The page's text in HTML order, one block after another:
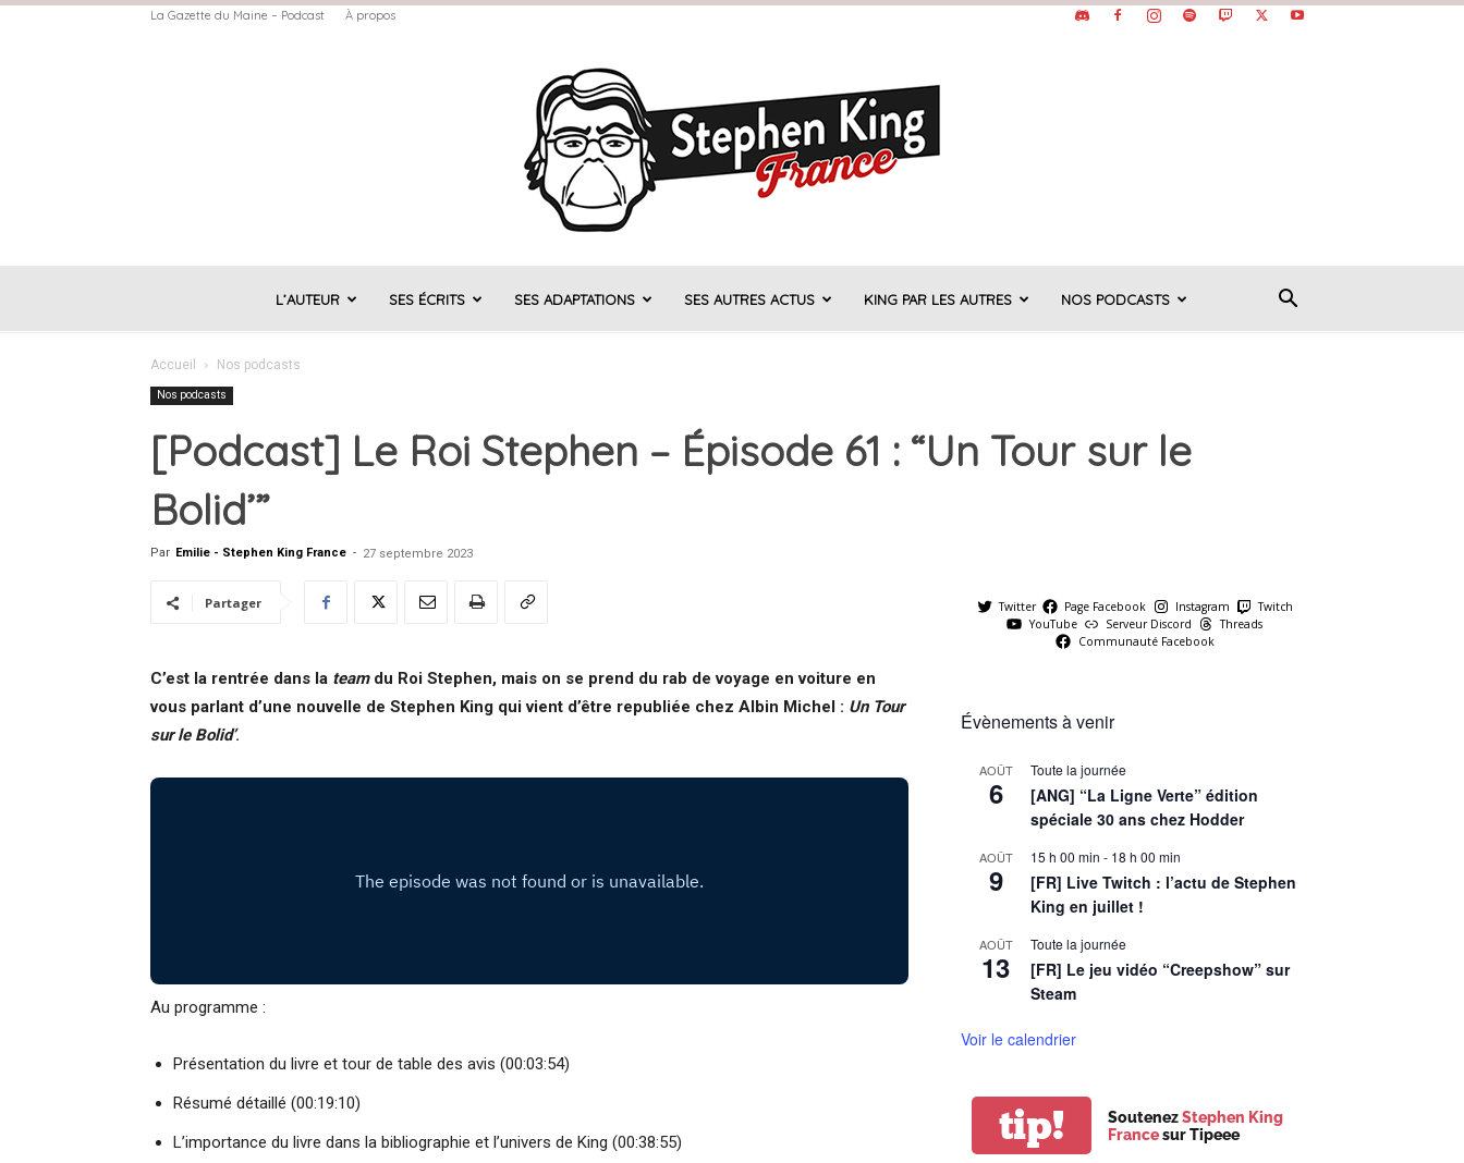
La Gazette du Maine – Podcast À propos
Stephen
King
L’AUTEUR SES ÉCRITS SES ADAPTATIONS SES AUTRES ACTUS KING PAR LES AUTRES NOS PODCASTS
Accueil Nos podcasts
Nos podcasts
[Podcast] Le Roi Stephen – Épisode 61 : “Un Tour sur le
Bolid’”
Par Emilie - Stephen King France - 27 septembre 2023
Partager
C’est la rentrée dans la teamdu Roi Stephen, mais on se prend du rab de voyage en voiture en
vous parlant d’une nouvelle de Stephen King qui vient d’être republiée chez Albin Michel : Un Tour
sur le Bolid’.
Au programme :
Présentation du livre et tour de table des avis (00:03:54)
Résumé détaillé (00:19:10)
L’importance du livre dans la bibliographie et l’univers de King (00:38:55)
Twitter Page Facebook Instagram
Twitch
YouTube
Serveur Discord
Threads
Communauté Facebook
Évènements à venir
AOÛT
6
Toute la journée
[ANG] “La Ligne Verte” édition
spéciale 30 ans chez Hodder
AOÛT
9
15 h 00 min - 18 h 00 min
[FR] Live Twitch : l’actu de Stephen
King en juillet !
AOÛT
13
Toute la journée
[FR] Le jeu vidéo “Creepshow” sur
Steam
Voir le calendrier
tip! SoutenezStephen King
Francesur Tipeee